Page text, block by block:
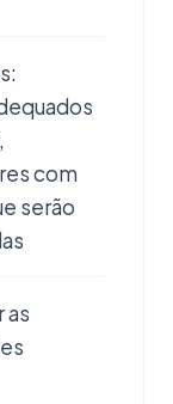
com
serão
as